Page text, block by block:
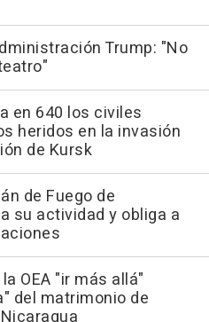
Trump: "No
en 640 los civiles
heridos en la invasión
de Kursk
de Fuego de
su actividad y obliga a
OEA "ir más allá"
del matrimonio de